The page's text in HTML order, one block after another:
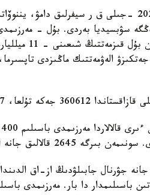
- ايتا كەتكەن ءجون، 2024 -جىلى ق ر سيفرلىق
ميلليون تەڭگە سۋبسيديا بەردى. بۇل -
بولىنگەن
الەۋمەتتىك ماڭىزدى
جانە اۋداندىق پوشتا ءبولىمى بار.
جۋرنال جابىلۋدىڭ از-اق
باسىلىمدار دا بار. مەرزىمدى